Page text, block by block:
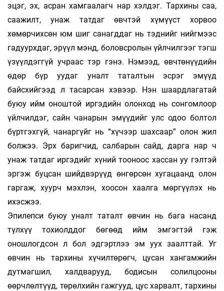
эцэг, эх, асран хамгаалагч нар хэлдэг. Тархины саа,
саажилт, унаж тат­­­­даг өвч­­­­­­­­­тэй хүмүүст хорвоо
хөмөрчихсөн юм шиг са­­­­нагд­­даг нь тэднийг нийгмээс
га­дуурх­­­­­даг, эрүүл мэнд, боловсролын үйлчил­­­­­­гээг тэгш
үзүүл­­­­­­­дэггүй учраас тэр гэнэ. Нэ­­­мээд, өвч­­­­­­­тө­нүү­­­­­­­­дийн
өдөр бүр уудаг уналт та­тал­­­­тын эс­­­рэг эмүүд
байсхийгээд л тасар­­­сан хэ­­вээр. Нэн шаард­­­­лагатай
буюу ийм онош­­той иргэдийн олонход нь сонгомлоор
үйлчил­­­­­­­­­дэг, сайн ча­­­на­­­­рын эмүүдийг улс одоо болтол
бүртгэхгүй, ча­­­­наргүйг нь “хүчээр шахсаар” олон жил
бол­­жээ. Эрх баригчид, салбарын сайд, дарга нар ч
унаж татдаг иргэдийг хүний тооноос хас­сан уу гэлтэй
эргэж буцсан шийдвэрүүд өнгөр­­­сөн хугацаанд олон
гаргаж, хуурч мэхлэн, хоосон хаалга мөргүүлэх нь
ихэсжээ.
Эпилепси буюу уналт таталт өвчин нь бага на­санд
түлхүү тохиолддог бөгөөд ийм эмгэг­­тэй гэж
оношлогдсон л бол эдгэртлээ эм уух заалттай. Уг
өвчин нь тархины хүчилтө­­рөгч, цусан хан­гам­жийн
дутмагшил, халд­­ва­­рууд, бодисын со­лил­цооны
өөрчлөлтүүд, төрөл­­­хийн гаж­гууд, цус харвалт, тархины